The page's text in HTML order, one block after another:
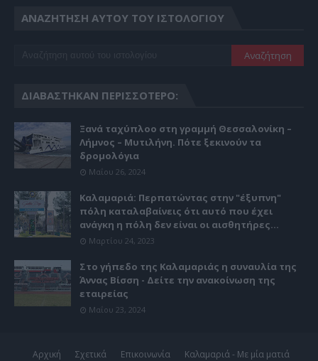
ΑΝΑΖΉΤΗΣΗ ΑΥΤΟΎ ΤΟΥ ΙΣΤΟΛΟΓΊΟΥ
ΔΙΑΒΆΣΤΗΚΑΝ ΠΕΡΙΣΣΌΤΕΡΟ:
Ξανά ταχύπλοο στη γραμμή Θεσσαλονίκη –
Λήμνος – Μυτιλήνη. Πότε ξεκινούν τα
δρομολόγια
Μαΐου 26, 2024
Καλαμαριά: Περπατώντας στην "έξυπνη"
πόλη καταλαβαίνεις ότι αυτό που έχει
ανάγκη η πόλη δεν είναι οι αισθητήρες...
Μαρτίου 24, 2023
Στο γήπεδο της Καλαμαριάς η συναυλία της
Άννας Βίσση - Δείτε την ανακοίνωση της
εταιρείας
Μαΐου 23, 2024
Αρχική Σχετικά Επικοινωνία Καλαμαριά - Με μία ματιά